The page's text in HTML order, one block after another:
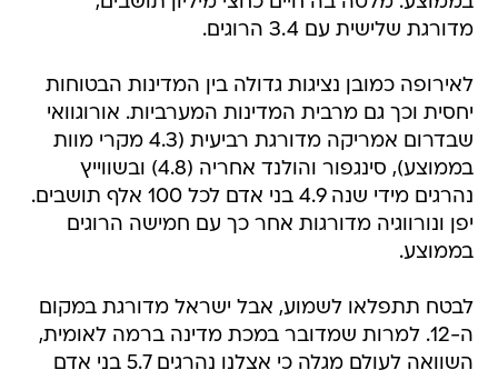
מדורגת שלישית עם 3.4 הרוגים.
לאירופה כמובן נציגות גדולה בין המדינות הבטוחות
יחסית וכך גם מרבית המדינות המערביות. אורוגוואי
שבדרום אמריקה מדורגת רביעית (4.3 מקרי מוות
בממוצע), סינגפור והולנד אחריה (4.8) ובשווייץ
נהרגים מידי שנה 4.9 בני אדם לכל 100 אלף תושבים.
יפן ונורווגיה מדורגות אחר כך עם חמישה הרוגים
בממוצע.
לבטח תתפלאו לשמוע, אבל ישראל מדורגת במקום
ה-12. למרות שמדובר במכת מדינה ברמה לאומית,
השוואה לעולם מגלה כי אצלנו נהרגים 5.7 בני אדם